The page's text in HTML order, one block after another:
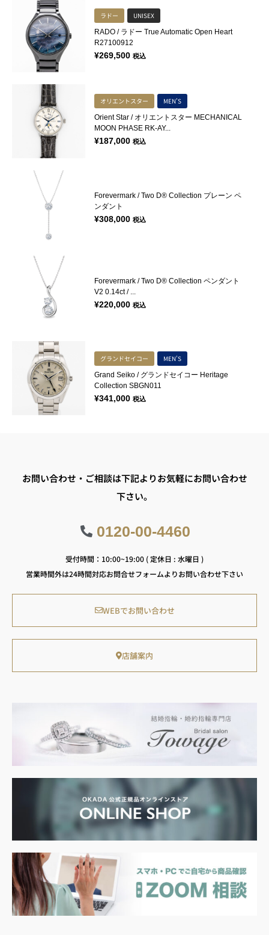
ラドー UNISEX
RADO / ラドー True Automatic Open Heart
R27100912
¥269,500 税込
オリエントスター MEN'S
Orient Star / オリエントスター MECHANICAL
MOON PHASE RK-AY...
¥187,000 税込
Forevermark / Two D® Collection プレーン ペ
ンダント
¥308,000 税込
Forevermark / Two D® Collection ペンダント
V2 0.14ct / ...
¥220,000 税込
グランドセイコー MEN'S
Grand Seiko / グランドセイコー Heritage
Collection SBGN011
¥341,000 税込
お問い合わせ・ご相談は下記よりお気軽にお問い合わせ
下さい。
0120-00-4460
受付時間：10:00~19:00 ( 定休日 : 水曜日 )
営業時間外は24時間対応お問合せフォームよりお問い合わせ下さい
WEBでお問い合わせ
店舗案内